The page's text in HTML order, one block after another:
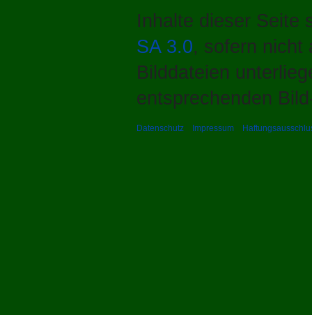
Inhalte dieser Seite
SA 3.0, sofern nicht
Bilddateien
entsprechenden
Datenschutz Impressum